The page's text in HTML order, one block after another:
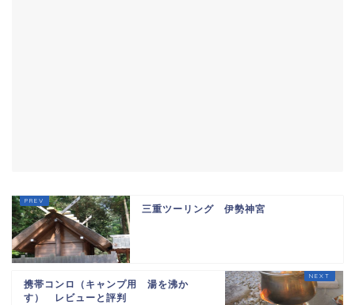
三重ツーリング 伊勢神宮
携帯コンロ（キャンプ用 湯を沸か
す） レビューと評判